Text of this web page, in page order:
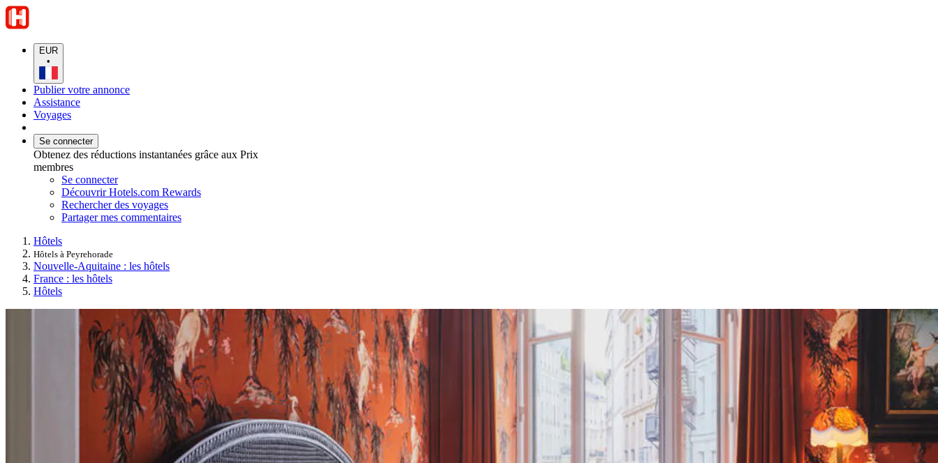
EUR
•
Publier votre annonce
Assistance
Voyages
Se connecter
Obtenez des réductions instantanées grâce aux Prix
membres
Se connecter
Découvrir Hotels.com Rewards
Rechercher des voyages
Partager mes commentaires
Hôtels
Hôtels à Peyrehorade
Nouvelle-Aquitaine : les hôtels
France : les hôtels
Hôtels